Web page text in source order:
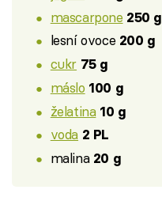
mascarpone 250 g
lesní ovoce 200 g
cukr 75 g
máslo 100 g
želatina 10 g
voda 2 PL
malina 20 g